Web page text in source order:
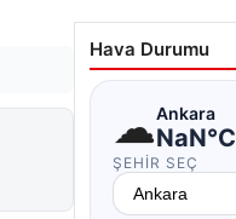
Hava Durumu
☁Ankara
NaN°C
ŞEHIR SEÇ